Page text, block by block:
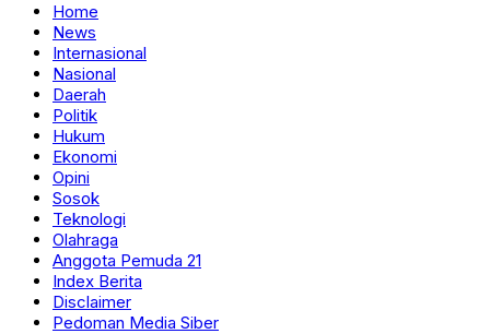
Home
News
Internasional
Nasional
Daerah
Politik
Hukum
Ekonomi
Opini
Sosok
Teknologi
Olahraga
Anggota Pemuda 21
Index Berita
Disclaimer
Pedoman Media Siber